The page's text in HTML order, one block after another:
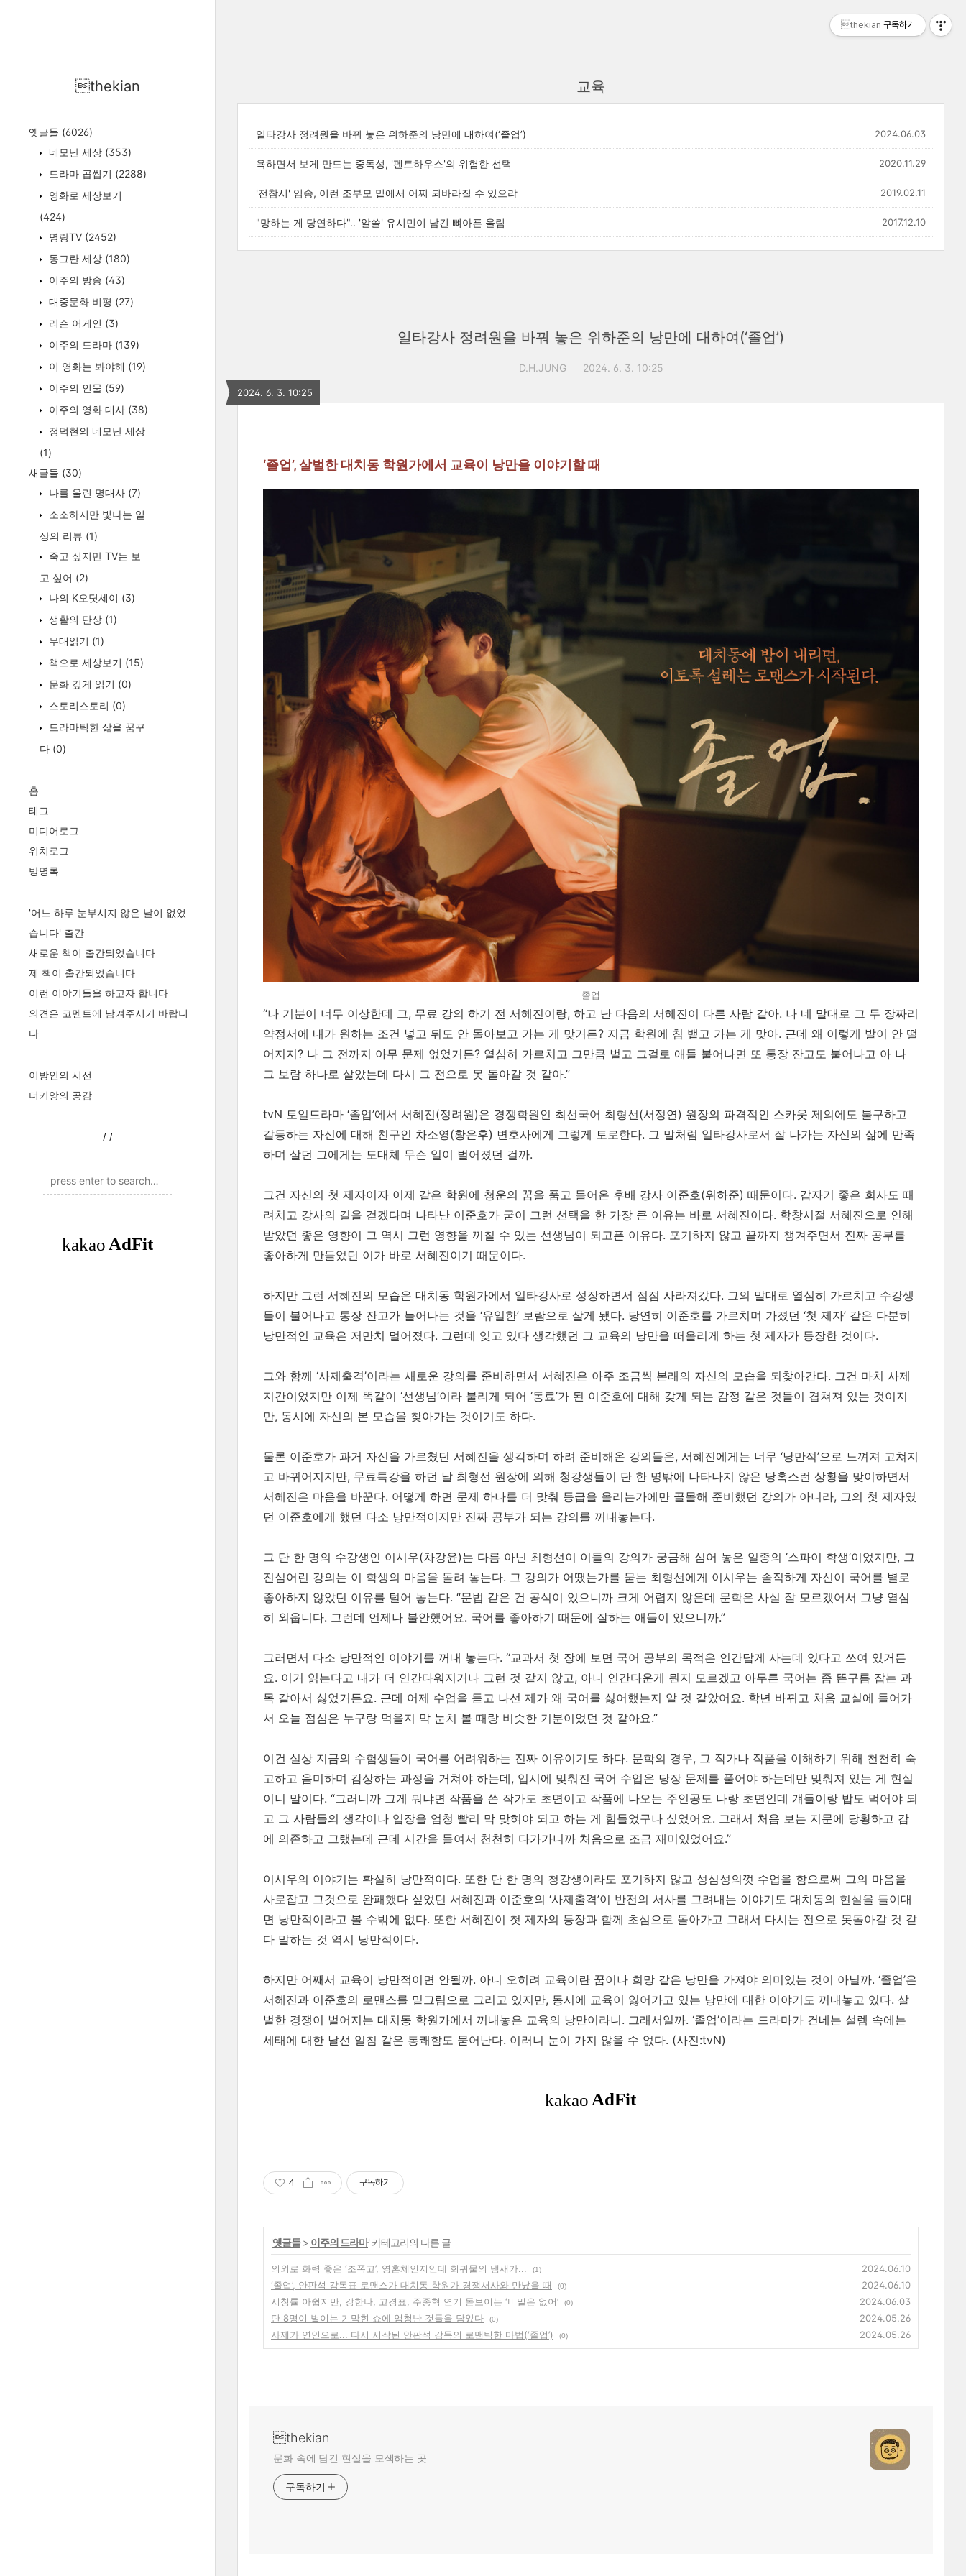
thekian
옛글들 (6026)
네모난 세상 (353)
드라마 곱씹기 (2288)
영화로 세상보기
(424)
명랑TV (2452)
동그란 세상 (180)
이주의 방송 (43)
대중문화 비평 (27)
리슨 어게인 (3)
이주의 드라마 (139)
이 영화는 봐야해 (19)
이주의 인물 (59)
이주의 영화 대사 (38)
정덕현의 네모난 세상
(1)
새글들 (30)
나를 울린 명대사 (7)
소소하지만 빛나는 일
상의 리뷰 (1)
죽고 싶지만 TV는 보
고 싶어 (2)
나의 K오딧세이 (3)
생활의 단상 (1)
무대읽기 (1)
책으로 세상보기 (15)
문화 깊게 읽기 (0)
스토리스토리 (0)
드라마틱한 삶을 꿈꾸
다 (0)
홈
태그
미디어로그
위치로그
방명록
'어느 하루 눈부시지 않은 날이 없었
습니다' 출간
새로운 책이 출간되었습니다
제 책이 출간되었습니다
이런 이야기들을 하고자 합니다
의견은 코멘트에 남겨주시기 바랍니
다
이방인의 시선
더키앙의 공감
/ /
교육
일타강사 정려원을 바꿔 놓은 위하준의 낭만에 대하여(‘졸업’) 2024.06.03
욕하면서 보게 만드는 중독성, '펜트하우스'의 위험한 선택 2020.11.29
'전참시' 임송, 이런 조부모 밑에서 어찌 되바라질 수 있으랴 2019.02.11
"망하는 게 당연하다".. '알쓸' 유시민이 남긴 뼈아픈 울림 2017.12.10
일타강사 정려원을 바꿔 놓은 위하준의 낭만에 대하여(‘졸업’)
D.H.JUNG 2024. 6. 3. 10:25
2024. 6. 3. 10:25
‘졸업’, 살벌한 대치동 학원가에서 교육이 낭만을 이야기할 때
졸업
“나 기분이 너무 이상한데 그, 무료 강의 하기 전 서혜진이랑, 하고 난 다음의 서혜진이 다른 사람 같아. 나 네 말대로 그 두 장짜리
약정서에 내가 원하는 조건 넣고 뒤도 안 돌아보고 가는 게 맞거든? 지금 학원에 침 뱉고 가는 게 맞아. 근데 왜 이렇게 발이 안 떨
어지지? 나 그 전까지 아무 문제 없었거든? 열심히 가르치고 그만큼 벌고 그걸로 애들 불어나면 또 통장 잔고도 불어나고 아 나
그 보람 하나로 살았는데 다시 그 전으로 못 돌아갈 것 같아.”
tvN 토일드라마 ‘졸업’에서 서혜진(정려원)은 경쟁학원인 최선국어 최형선(서정연) 원장의 파격적인 스카웃 제의에도 불구하고
갈등하는 자신에 대해 친구인 차소영(황은후) 변호사에게 그렇게 토로한다. 그 말처럼 일타강사로서 잘 나가는 자신의 삶에 만족
하며 살던 그에게는 도대체 무슨 일이 벌어졌던 걸까.
그건 자신의 첫 제자이자 이제 같은 학원에 청운의 꿈을 품고 들어온 후배 강사 이준호(위하준) 때문이다. 갑자기 좋은 회사도 때
려치고 강사의 길을 걷겠다며 나타난 이준호가 굳이 그런 선택을 한 가장 큰 이유는 바로 서혜진이다. 학창시절 서혜진으로 인해
받았던 좋은 영향이 그 역시 그런 영향을 끼칠 수 있는 선생님이 되고픈 이유다. 포기하지 않고 끝까지 챙겨주면서 진짜 공부를
좋아하게 만들었던 이가 바로 서혜진이기 때문이다.
하지만 그런 서혜진의 모습은 대치동 학원가에서 일타강사로 성장하면서 점점 사라져갔다. 그의 말대로 열심히 가르치고 수강생
들이 불어나고 통장 잔고가 늘어나는 것을 ‘유일한’ 보람으로 살게 됐다. 당연히 이준호를 가르치며 가졌던 ‘첫 제자’ 같은 다분히
낭만적인 교육은 저만치 멀어졌다. 그런데 잊고 있다 생각했던 그 교육의 낭만을 떠올리게 하는 첫 제자가 등장한 것이다.
그와 함께 ‘사제출격’이라는 새로운 강의를 준비하면서 서혜진은 아주 조금씩 본래의 자신의 모습을 되찾아간다. 그건 마치 사제
지간이었지만 이제 똑같이 ‘선생님’이라 불리게 되어 ‘동료’가 된 이준호에 대해 갖게 되는 감정 같은 것들이 겹쳐져 있는 것이지
만, 동시에 자신의 본 모습을 찾아가는 것이기도 하다.
물론 이준호가 과거 자신을 가르쳤던 서혜진을 생각하며 하려 준비해온 강의들은, 서혜진에게는 너무 ‘낭만적’으로 느껴져 고쳐지
고 바뀌어지지만, 무료특강을 하던 날 최형선 원장에 의해 청강생들이 단 한 명밖에 나타나지 않은 당혹스런 상황을 맞이하면서
서혜진은 마음을 바꾼다. 어떻게 하면 문제 하나를 더 맞춰 등급을 올리는가에만 골몰해 준비했던 강의가 아니라, 그의 첫 제자였
던 이준호에게 했던 다소 낭만적이지만 진짜 공부가 되는 강의를 꺼내놓는다.
그 단 한 명의 수강생인 이시우(차강윤)는 다름 아닌 최형선이 이들의 강의가 궁금해 심어 놓은 일종의 ‘스파이 학생’이었지만, 그
진심어린 강의는 이 학생의 마음을 돌려 놓는다. 그 강의가 어땠는가를 묻는 최형선에게 이시우는 솔직하게 자신이 국어를 별로
좋아하지 않았던 이유를 털어 놓는다. “문법 같은 건 공식이 있으니까 크게 어렵지 않은데 문학은 사실 잘 모르겠어서 그냥 열심
히 외웁니다. 그런데 언제나 불안했어요. 국어를 좋아하기 때문에 잘하는 애들이 있으니까.”
그러면서 다소 낭만적인 이야기를 꺼내 놓는다. “교과서 첫 장에 보면 국어 공부의 목적은 인간답게 사는데 있다고 쓰여 있거든
요. 이거 읽는다고 내가 더 인간다워지거나 그런 것 같지 않고, 아니 인간다운게 뭔지 모르겠고 아무튼 국어는 좀 뜬구름 잡는 과
목 같아서 싫었거든요. 근데 어제 수업을 듣고 나선 제가 왜 국어를 싫어했는지 알 것 같았어요. 학년 바뀌고 처음 교실에 들어가
서 오늘 점심은 누구랑 먹을지 막 눈치 볼 때랑 비슷한 기분이었던 것 같아요.”
이건 실상 지금의 수험생들이 국어를 어려워하는 진짜 이유이기도 하다. 문학의 경우, 그 작가나 작품을 이해하기 위해 천천히 숙
고하고 음미하며 감상하는 과정을 거쳐야 하는데, 입시에 맞춰진 국어 수업은 당장 문제를 풀어야 하는데만 맞춰져 있는 게 현실
이니 말이다. “그러니까 그게 뭐냐면 작품을 쓴 작가도 초면이고 작품에 나오는 주인공도 나랑 초면인데 걔들이랑 밥도 먹어야 되
고 그 사람들의 생각이나 입장을 엄청 빨리 막 맞혀야 되고 하는 게 힘들었구나 싶었어요. 그래서 처음 보는 지문에 당황하고 감
에 의존하고 그랬는데 근데 시간을 들여서 천천히 다가가니까 처음으로 조금 재미있었어요.”
이시우의 이야기는 확실히 낭만적이다. 또한 단 한 명의 청강생이라도 포기하지 않고 성심성의껏 수업을 함으로써 그의 마음을
사로잡고 그것으로 완패했다 싶었던 서혜진과 이준호의 ‘사제출격’이 반전의 서사를 그려내는 이야기도 대치동의 현실을 들이대
면 낭만적이라고 볼 수밖에 없다. 또한 서혜진이 첫 제자의 등장과 함께 초심으로 돌아가고 그래서 다시는 전으로 못돌아갈 것 같
다 말하는 것 역시 낭만적이다.
하지만 어째서 교육이 낭만적이면 안될까. 아니 오히려 교육이란 꿈이나 희망 같은 낭만을 가져야 의미있는 것이 아닐까. ‘졸업’은
서혜진과 이준호의 로맨스를 밑그림으로 그리고 있지만, 동시에 교육이 잃어가고 있는 낭만에 대한 이야기도 꺼내놓고 있다. 살
벌한 경쟁이 벌어지는 대치동 학원가에서 꺼내놓은 교육의 낭만이라니. 그래서일까. ‘졸업’이라는 드라마가 건네는 설렘 속에는
세태에 대한 날선 일침 같은 통쾌함도 묻어난다. 이러니 눈이 가지 않을 수 없다. (사진:tvN)
4 구독하기
'옛글들> 이주의 드라마' 카테고리의 다른 글
의외로 화력 좋은 ‘조폭고’, 영혼체인지인데 회귀물의 냄새가... (1)
2024.06.10
‘졸업’, 안판석 감독표 로맨스가 대치동 학원가 경쟁서사와 만났을 때
(0)
2024.06.10
시청률 아쉽지만, 강한나, 고경표, 주종혁 연기 돋보이는 ‘비밀은 없어’
(0)
2024.06.03
단 8명이 벌이는 기막힌 쇼에 엄청난 것들을 담았다
(0)
2024.05.26
사제가 연인으로... 다시 시작된 안판석 감독의 로맨틱한 마법(‘졸업’)
(0) 2024.05.26
thekian
문화 속에 담긴 현실을 모색하는 곳
구독하기
thekian 구독하기